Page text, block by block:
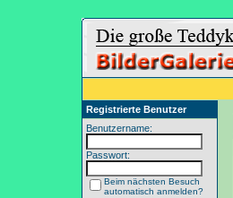
Registrierte Benutzer
Benutzername:
Passwort:
Beim nächsten Besuch
automatisch anmelden?